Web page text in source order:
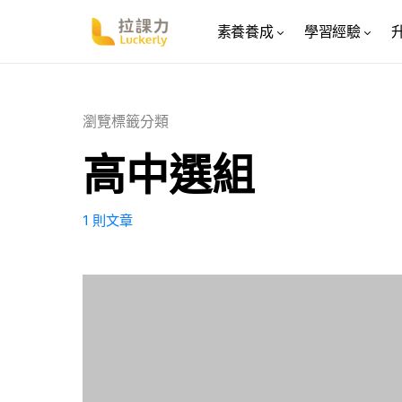
素養養成 學習經驗
瀏覽標籤分類
高中選組
1 則文章